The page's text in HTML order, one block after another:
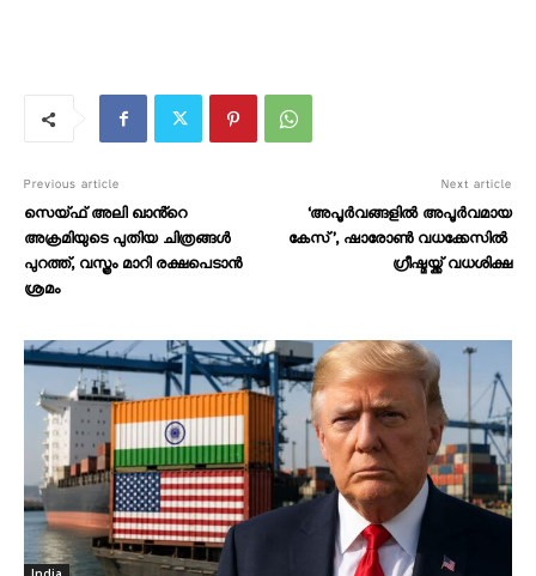
Previous article
സെയ്ഫ് അലി ഖാൻ്റെ
അക്രമിയുടെ പുതിയ ചിത്രങ്ങൾ
പുറത്ത്, വസ്ത്രം മാറി രക്ഷപെടാൻ
ശ്രമം
Next article
‘അപൂർവങ്ങളിൽ അപൂർവമായ
കേസ്’, ഷാരോൺ വധക്കേസിൽ ​
ഗ്രീഷ്മയ്ക്ക് വധശിക്ഷ